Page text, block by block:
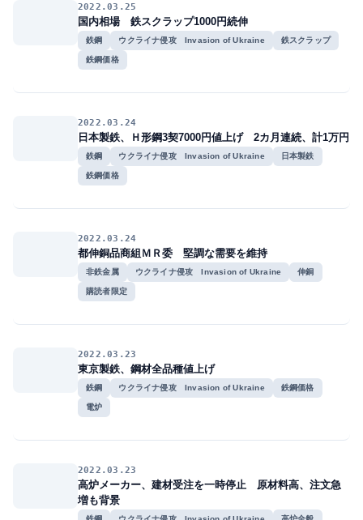
2022.03.25
国内相場 鉄スクラップ1000円続伸
鉄鋼 ウクライナ侵攻 Invasion of Ukraine 鉄スクラップ
鉄鋼価格
2022.03.24
日本製鉄、Ｈ形鋼3契7000円値上げ 2カ月連続、計1万円
鉄鋼 ウクライナ侵攻 Invasion of Ukraine 日本製鉄
鉄鋼価格
2022.03.24
都伸銅品商組ＭＲ委 堅調な需要を維持
非鉄金属 ウクライナ侵攻 Invasion of Ukraine 伸銅
購読者限定
2022.03.23
東京製鉄、鋼材全品種値上げ
鉄鋼 ウクライナ侵攻 Invasion of Ukraine 鉄鋼価格
電炉
2022.03.23
高炉メーカー、建材受注を一時停止 原材料高、注文急
増も背景